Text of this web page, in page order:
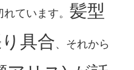
ています。 髪型
具合、それから